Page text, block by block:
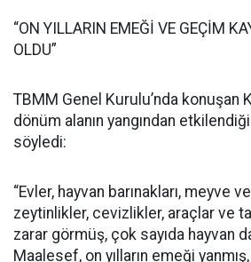
“ON YILLARIN EMEĞİ VE GEÇİM
OLDU”
TBMM Genel Kurulu’nda konuşan
dönüm alanın yangından
söyledi:
“Evler, hayvan barınakları, meyve
zeytinlikler, cevizlikler, araçlar ve
zarar görmüş, çok sayıda hayvan
Maalesef, on yılların emeği yanmış,